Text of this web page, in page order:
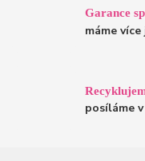
Garance
máme
posíláme